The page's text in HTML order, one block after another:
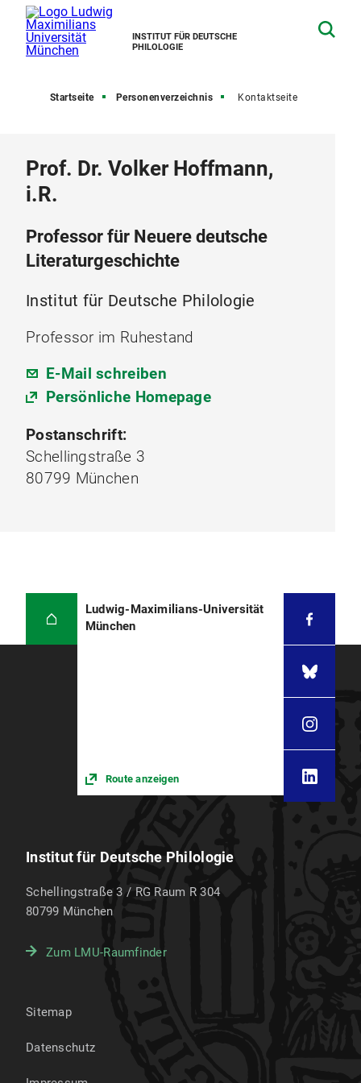
INSTITUT FÜR DEUTSCHE
PHILOLOGIE
Startseite Personenverzeichnis Kontaktseite
Prof. Dr. Volker Hoffmann,
i.R.
Professor für Neuere deutsche
Literaturgeschichte
Institut für Deutsche Philologie
Professor im Ruhestand
E-Mail schreiben
Persönliche Homepage
Postanschrift:
Schellingstraße 3
80799 München
Ludwig-Maximilians-Universität
München
Route anzeigen
Institut für Deutsche Philologie
Schellingstraße 3 / RG Raum R 304
80799 München
Zum LMU-Raumfinder
Sitemap
Datenschutz